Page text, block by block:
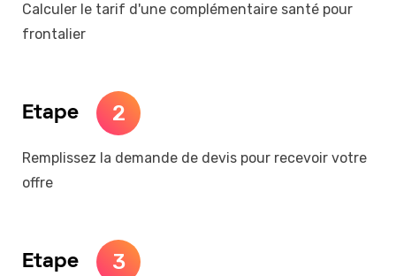
Calculer le tarif d'une complémentaire santé pour
frontalier
Etape 2
Remplissez la demande de devis pour recevoir votre
offre
Etape 3